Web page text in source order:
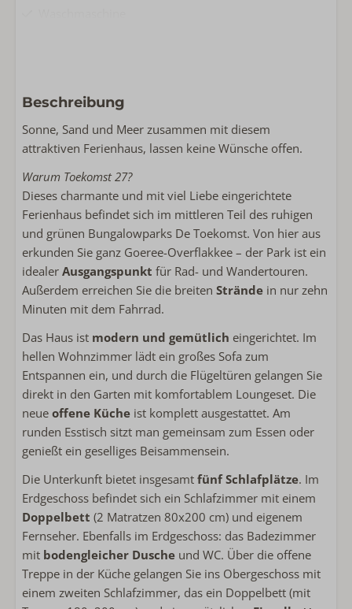
Komplette Küche
Flachbildschirm-TV
Wäscheständer
Spülmaschine
Induktion
Kombimicrowelle
Kühlschrank mit Gefrierfach
Kaffeemaschinenfilter
Wasserkocher
Außenbereich
Lounge-Sofa
Liegestühle
Verwendung von Lagerung oder Schuppen
Sanitär
Handtücher inklusive
Badezimmer im Erdgeschoss
Begehbare Dusche
Föhn
Schlafzimmer
Bettwäsche inklusive
Schlafzimmer im Erdgeschoss
Fernseher im Schlafzimmer
Beschreibung
Sonne, Sand und Meer zusammen mit diesem
attraktiven Ferienhaus, lassen keine Wünsche offen.
Warum Toekomst 27?
Dieses charmante und mit viel Liebe eingerichtete
Ferienhaus befindet sich im mittleren Teil des ruhigen
und grünen Bungalowparks De Toekomst. Von hier aus
erkunden Sie ganz Goeree-Overflakkee – der Park ist ein
idealer Ausgangspunkt für Rad- und Wandertouren.
Außerdem erreichen Sie die breiten Strände in nur zehn
Minuten mit dem Fahrrad.
Das Haus ist modern und gemütlich eingerichtet. Im
hellen Wohnzimmer lädt ein großes Sofa zum
Entspannen ein, und durch die Flügeltüren gelangen Sie
direkt in den Garten mit komfortablem Loungeset. Die
neue offene Küche ist komplett ausgestattet. Am
runden Esstisch sitzt man gemeinsam zum Essen oder
genießt ein geselliges Beisammensein.
Die Unterkunft bietet insgesamt fünf Schlafplätze. Im
Erdgeschoss befindet sich ein Schlafzimmer mit einem
Doppelbett (2 Matratzen 80x200 cm) und eigenem
Fernseher. Ebenfalls im Erdgeschoss: das Badezimmer
mit bodengleicher Dusche und WC. Über die offene
Treppe in der Küche gelangen Sie ins Obergeschoss mit
einem zweiten Schlafzimmer, das ein Doppelbett (mit